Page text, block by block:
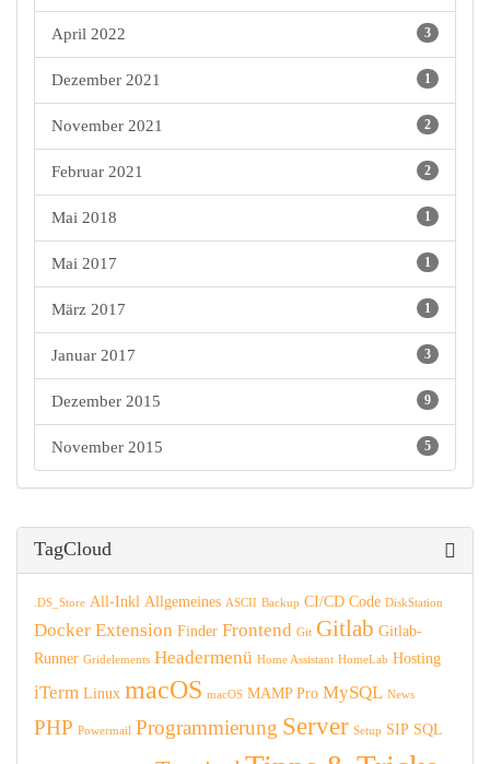
3
April 2022
1
Dezember 2021
2
November 2021
2
Februar 2021
1
Mai 2018
1
Mai 2017
1
März 2017
3
Januar 2017
9
Dezember 2015
5
November 2015
TagCloud
.DS_Store All-Inkl Allgemeines ASCII Backup CI/CD Code DiskStation
Docker Extension Finder Frontend Git Gitlab Gitlab-
Runner Gridelements Headermenü Home Assistant HomeLab Hosting
iTerm Linux macOS macOS MAMP Pro MySQL News
PHP Powermail Programmierung Server Setup SIP SQL